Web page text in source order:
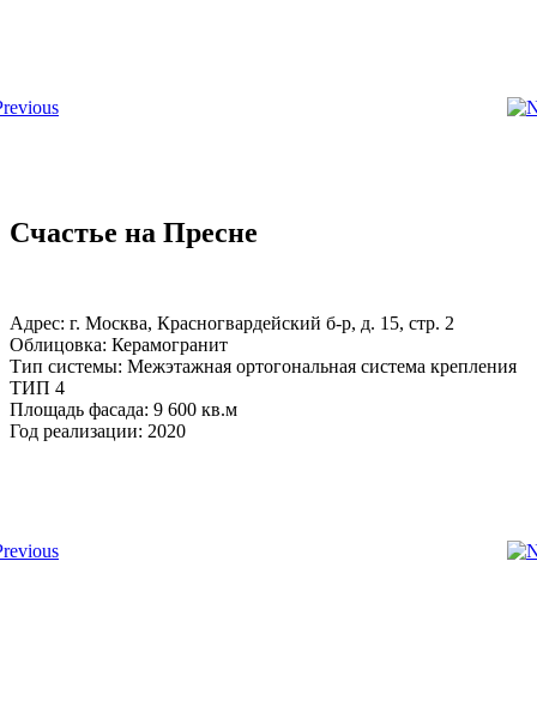
Счастье на Пресне
Адрес: г. Москва, Красногвардейский б-р, д. 15, стр. 2
Облицовка: Керамогранит
Тип системы: Межэтажная ортогональная система крепления
ТИП 4
Площадь фасада: 9 600 кв.м
Год реализации: 2020